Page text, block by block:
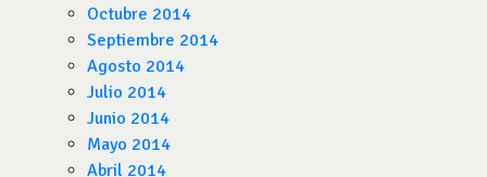
Octubre 2014
Septiembre 2014
Agosto 2014
Julio 2014
Junio 2014
Mayo 2014
Abril 2014